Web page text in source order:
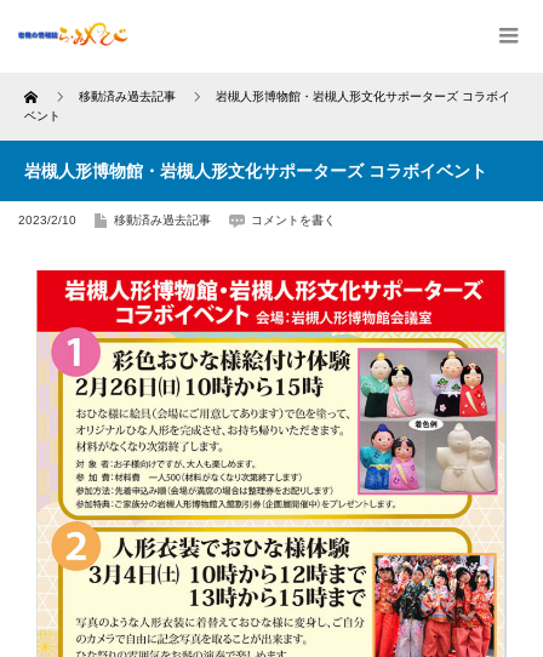
Home 移動済み過去記事
岩槻人形博物館・岩槻人形文化サポーターズ コラボイ
ベント
岩槻人形博物館・岩槻人形文化サポーターズ コラボイベント
2023/2/10 移動済み過去記事 コメントを書く